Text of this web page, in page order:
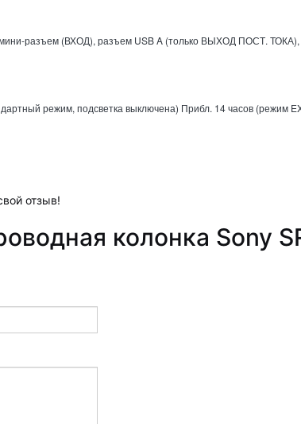
разъем (ВХОД), разъем USB A (только ВЫХОД ПОСТ.
режим, подсветка выключена) Прибл. 14 часов (режим
отзыв!
колонка Sony